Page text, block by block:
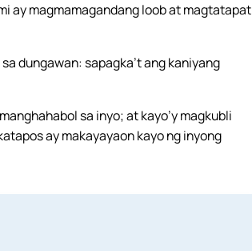
ay magmamagandang loob at magtatapat
dungawan: sapagka’t ang kaniyang
sa inyo; at kayo’y magkubli
ay makayayaon kayo ng inyong